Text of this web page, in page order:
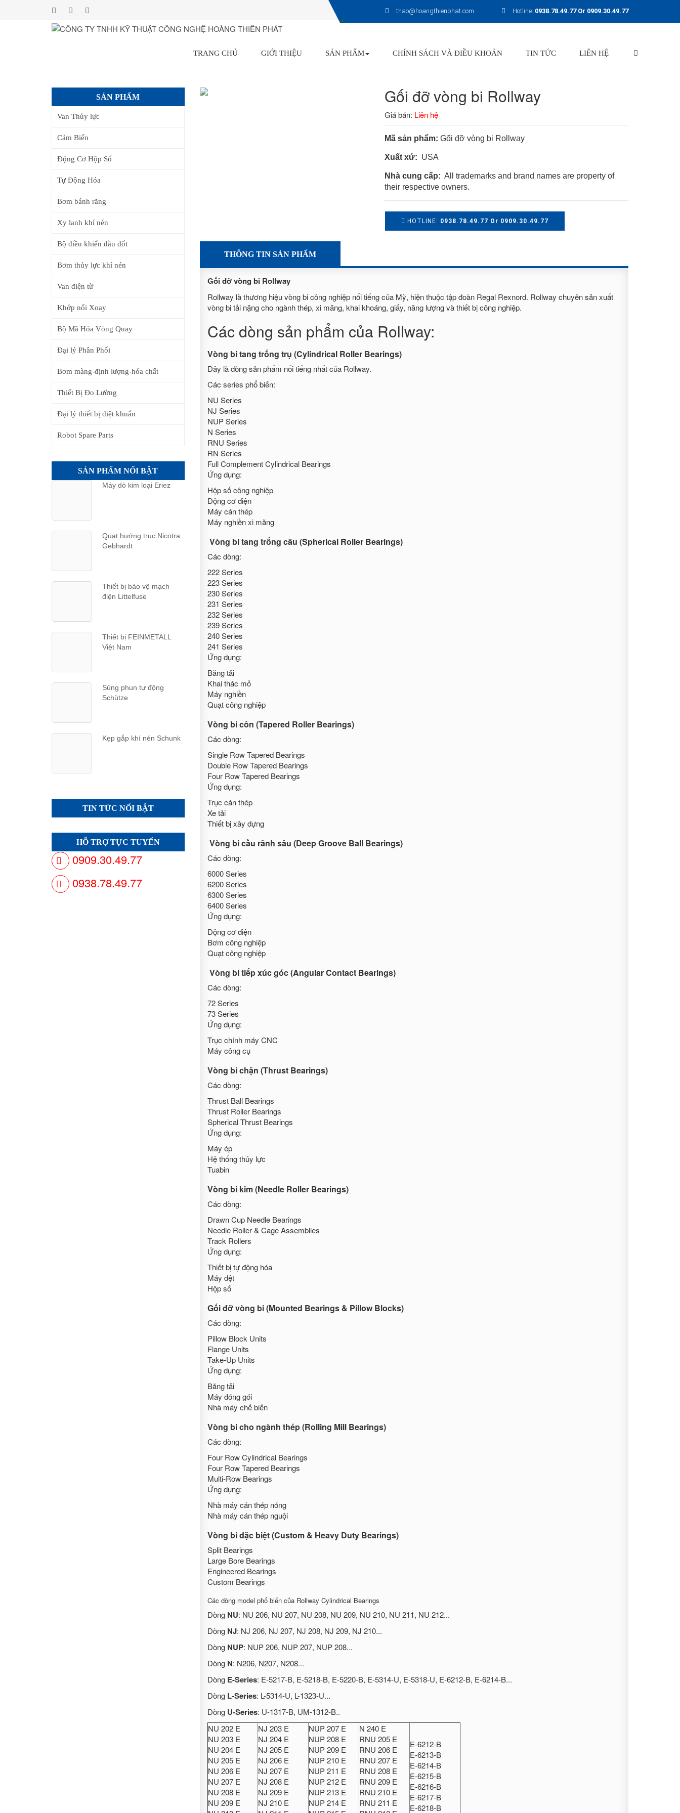
thao@hoangthienphat.com Hotline: 0938.78.49.77 Or 0909.30.49.77
TRANG CHỦ GIỚI THIỆU SẢN PHẨM CHÍNH SÁCH VÀ ĐIỀU KHOẢN TIN TỨC LIÊN HỆ
Gối đỡ vòng bi Rollway
Giá bán: Liên hệ
Mã sản phẩm:Gối đỡ vòng bi Rollway
Xuất xứ: USA
Nhà cung cấp: All trademarks and brand names are property of
their respective owners.
HOTLINE: 0938.78.49.77 Or 0909.30.49.77
THÔNG TIN SẢN PHẨM
Gối đỡ vòng bi Rollway
Rollway là thương hiệu vòng bi công nghiệp nổi tiếng của Mỹ, hiện thuộc tập đoàn Regal Rexnord. Rollway chuyên sản xuất
vòng bi tải nặng cho ngành thép, xi măng, khai khoáng, giấy, năng lượng và thiết bị công nghiệp.
Các dòng sản phẩm của Rollway:
Vòng bi tang trống trụ (Cylindrical Roller Bearings)
Đây là dòng sản phẩm nổi tiếng nhất của Rollway.
Các series phổ biến:
NU Series
NJ Series
NUP Series
N Series
RNU Series
RN Series
Full Complement Cylindrical Bearings
Ứng dụng:
Hộp số công nghiệp
Động cơ điện
Máy cán thép
Máy nghiền xi măng
Vòng bi tang trống cầu (Spherical Roller Bearings)
Các dòng:
222 Series
223 Series
230 Series
231 Series
232 Series
239 Series
240 Series
241 Series
Ứng dụng:
Băng tải
Khai thác mỏ
Máy nghiền
Quạt công nghiệp
Vòng bi côn (Tapered Roller Bearings)
Các dòng:
Single Row Tapered Bearings
Double Row Tapered Bearings
Four Row Tapered Bearings
Ứng dụng:
Trục cán thép
Xe tải
Thiết bị xây dựng
Vòng bi cầu rãnh sâu (Deep Groove Ball Bearings)
Các dòng:
6000 Series
6200 Series
6300 Series
6400 Series
Ứng dụng:
Động cơ điện
Bơm công nghiệp
Quạt công nghiệp
Vòng bi tiếp xúc góc (Angular Contact Bearings)
Các dòng:
72 Series
73 Series
Ứng dụng:
Trục chính máy CNC
Máy công cụ
Vòng bi chặn (Thrust Bearings)
Các dòng:
Thrust Ball Bearings
Thrust Roller Bearings
Spherical Thrust Bearings
Ứng dụng:
Máy ép
Hệ thống thủy lực
Tuabin
Vòng bi kim (Needle Roller Bearings)
Các dòng:
Drawn Cup Needle Bearings
Needle Roller & Cage Assemblies
Track Rollers
Ứng dụng:
Thiết bị tự động hóa
Máy dệt
Hộp số
Gối đỡ vòng bi (Mounted Bearings & Pillow Blocks)
Các dòng:
Pillow Block Units
Flange Units
Take-Up Units
Ứng dụng:
Băng tải
Máy đóng gói
Nhà máy chế biến
Vòng bi cho ngành thép (Rolling Mill Bearings)
Các dòng:
Four Row Cylindrical Bearings
Four Row Tapered Bearings
Multi-Row Bearings
Ứng dụng:
Nhà máy cán thép nóng
Nhà máy cán thép nguội
Vòng bi đặc biệt (Custom & Heavy Duty Bearings)
Split Bearings
Large Bore Bearings
Engineered Bearings
Custom Bearings
Các dòng model phổ biến của Rollway Cylindrical Bearings
Dòng NU: NU 206, NU 207, NU 208, NU 209, NU 210, NU 211, NU 212...
Dòng NJ: NJ 206, NJ 207, NJ 208, NJ 209, NJ 210...
Dòng NUP: NUP 206, NUP 207, NUP 208...
Dòng N: N206, N207, N208...
Dòng E-Series: E-5217-B, E-5218-B, E-5220-B, E-5314-U, E-5318-U, E-6212-B, E-6214-B...
Dòng L-Series: L-5314-U, L-1323-U...
Dòng U-Series: U-1317-B, UM-1312-B..
NU 202 E
NU 203 E
NU 204 E
NU 205 E
NU 206 E
NU 207 E
NU 208 E
NU 209 E
NJ 203 E
NJ 204 E
NJ 205 E
NJ 206 E
NJ 207 E
NJ 208 E
NJ 209 E
NJ 210 E
NUP 207 E
NUP 208 E
NUP 209 E
NUP 210 E
NUP 211 E
NUP 212 E
NUP 213 E
NUP 214 E
N 240 E
RNU 205 E
RNU 206 E
RNU 207 E
RNU 208 E
RNU 209 E
RNU 210 E
RNU 211 E
E-6212-B
E-6213-B
E-6214-B
E-6215-B
E-6216-B
E-6217-B
E-6218-B
SẢN PHẨM
Van Thủy lực
Cảm Biến
Động Cơ Hộp Số
Tự Động Hóa
Bơm bánh răng
Xy lanh khí nén
Bộ điều khiển đầu đốt
Bơm thủy lực khí nén
Van điện từ
Khớp nối Xoay
Bộ Mã Hóa Vòng Quay
Đại lý Phân Phối
Bơm màng-định lượng-hóa chất
Thiết Bị Đo Lường
Đại lý thiết bị diệt khuẩn
Robot Spare Parts
SẢN PHẨM NỔI BẬT
Máy dò kim loại Eriez
Quạt hướng trục Nicotra
Gebhardt
Thiết bị bảo vệ mạch
điện Littelfuse
Thiết bị FEINMETALL
Việt Nam
Súng phun tự động
Schütze
Kẹp gắp khí nén Schunk
TIN TỨC NỔI BẬT
HỖ TRỢ TỰC TUYẾN
0909.30.49.77
0938.78.49.77